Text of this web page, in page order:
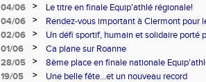
04/06
>
Le titre en finale Equip'athlé régionale!
04/06
>
Rendez-vous important à Clermont pour
02/06
>
Un défi sportif, humain et solidaire porté
du Cœur.
01/06 >
Ca plane sur Roanne
28/05
>
8ème place en finale nationale
19/05
>
Une belle fête...et un nouveau record